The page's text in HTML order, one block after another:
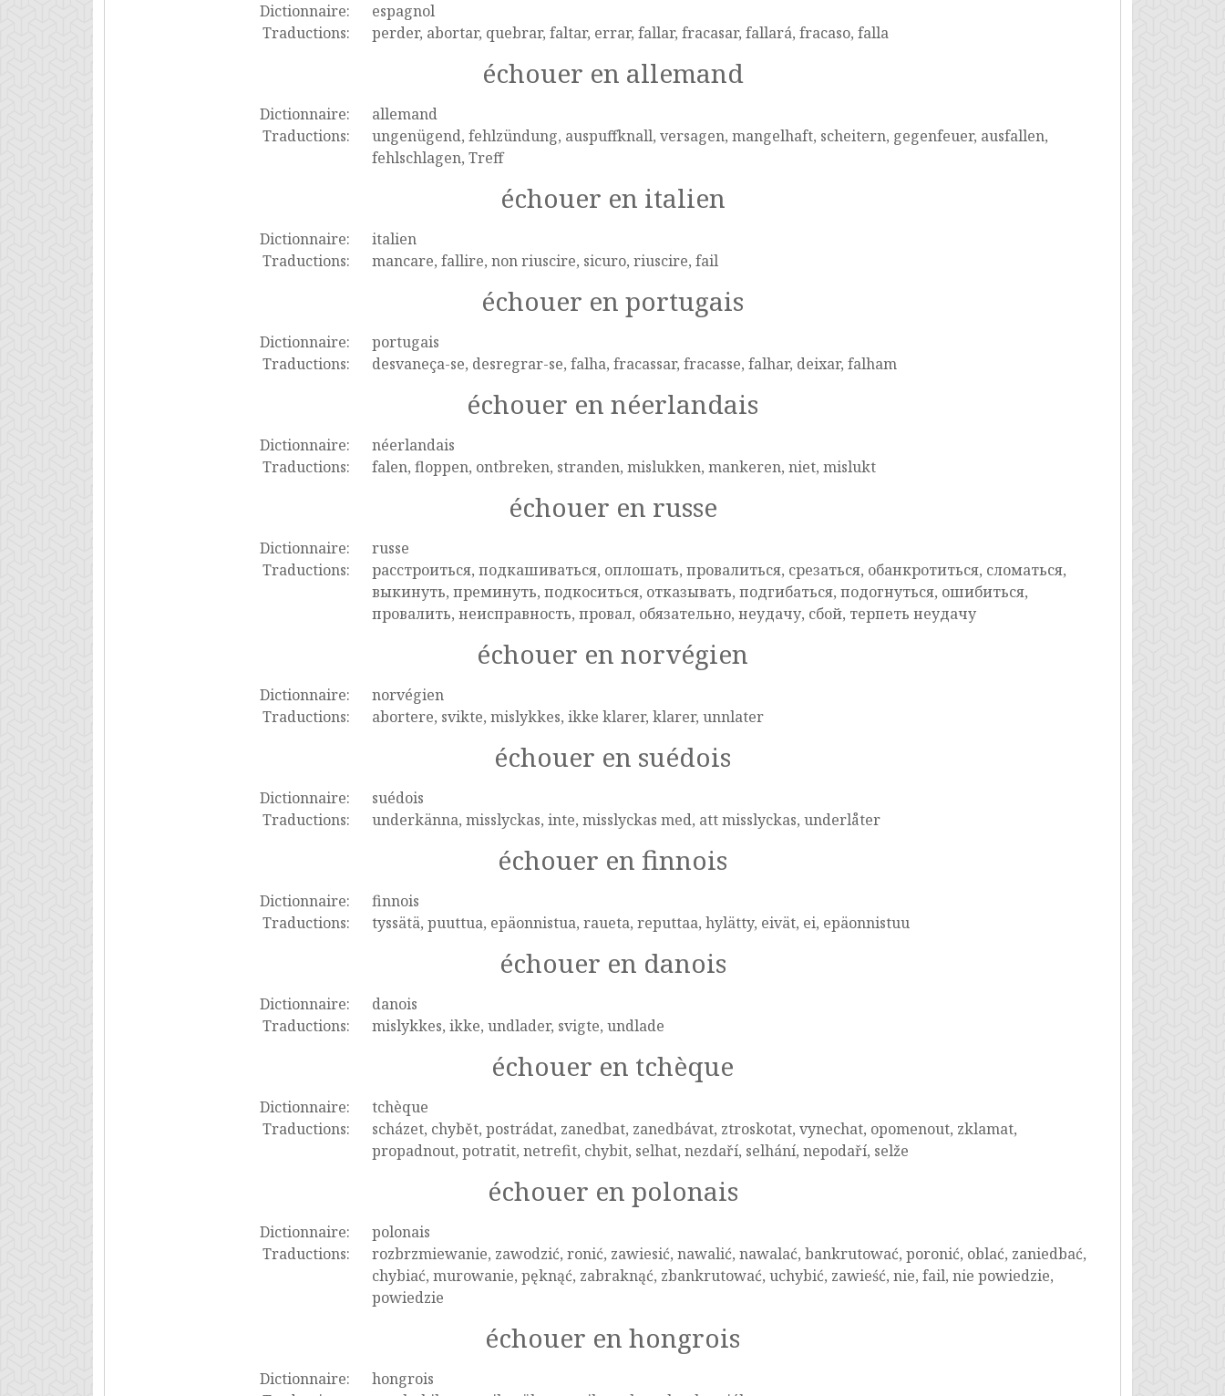
Dictionnaire:
espagnol
Traductions:
perder, abortar, quebrar, faltar, errar, fallar, fracasar, fallará, fracaso, falla
échouer en allemand
Dictionnaire:
allemand
Traductions:
ungenügend, fehlzündung, auspuffknall, versagen, mangelhaft, scheitern, gegenfeuer, ausfallen,
fehlschlagen, Treff
échouer en italien
Dictionnaire:
italien
Traductions:
mancare, fallire, non riuscire, sicuro, riuscire, fail
échouer en portugais
Dictionnaire:
portugais
Traductions:
desvaneça-se, desregrar-se, falha, fracassar, fracasse, falhar, deixar, falham
échouer en néerlandais
Dictionnaire:
néerlandais
Traductions:
falen, floppen, ontbreken, stranden, mislukken, mankeren, niet, mislukt
échouer en russe
Dictionnaire:
russe
Traductions:
расстроиться, подкашиваться, оплошать, провалиться, срезаться, обанкротиться, сломаться,
выкинуть, преминуть, подкоситься, отказывать, подгибаться, подогнуться, ошибиться,
провалить, неисправность, провал, обязательно, неудачу, сбой, терпеть неудачу
échouer en norvégien
Dictionnaire:
norvégien
Traductions:
abortere, svikte, mislykkes, ikke klarer, klarer, unnlater
échouer en suédois
Dictionnaire:
suédois
Traductions:
underkänna, misslyckas, inte, misslyckas med, att misslyckas, underlåter
échouer en finnois
Dictionnaire:
finnois
Traductions:
tyssätä, puuttua, epäonnistua, raueta, reputtaa, hylätty, eivät, ei, epäonnistuu
échouer en danois
Dictionnaire:
danois
Traductions:
mislykkes, ikke, undlader, svigte, undlade
échouer en tchèque
Dictionnaire:
tchèque
Traductions:
scházet, chybět, postrádat, zanedbat, zanedbávat, ztroskotat, vynechat, opomenout, zklamat,
propadnout, potratit, netrefit, chybit, selhat, nezdaří, selhání, nepodaří, selže
échouer en polonais
Dictionnaire:
polonais
Traductions:
rozbrzmiewanie, zawodzić, ronić, zawiesić, nawalić, nawalać, bankrutować, poronić, oblać, zaniedbać,
chybiać, murowanie, pęknąć, zabraknąć, zbankrutować, uchybić, zawieść, nie, fail, nie powiedzie,
powiedzie
échouer en hongrois
Dictionnaire:
hongrois